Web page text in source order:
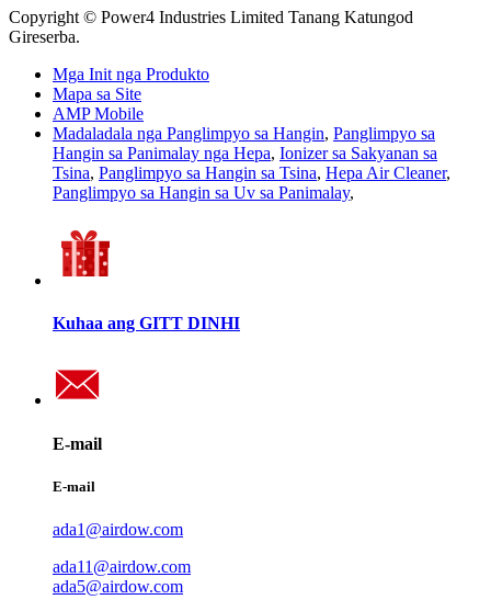
Copyright © Power4 Industries Limited Tanang Katungod
Gireserba.
Mga Init nga Produkto
Mapa sa Site
AMP Mobile
Madaladala nga Panglimpyo sa Hangin, Panglimpyo sa
Hangin sa Panimalay nga Hepa, Ionizer sa Sakyanan sa
Tsina, Panglimpyo sa Hangin sa Tsina, Hepa Air Cleaner,
Panglimpyo sa Hangin sa Uv sa Panimalay,
Kuhaa ang GITT DINHI
E-mail
E-mail
ada1@airdow.com
ada11@airdow.com
ada5@airdow.com